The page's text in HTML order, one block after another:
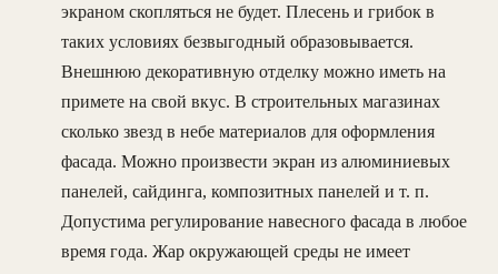
экраном скопляться не будет. Плесень и грибок в
таких условиях безвыгодный образовывается.
Внешнюю декоративную отделку можно иметь на
примете на свой вкус. В строительных магазинах
сколько звезд в небе материалов для оформления
фасада. Можно произвести экран из алюминиевых
панелей, сайдинга, композитных панелей и т. п.
Допустима регулирование навесного фасада в любое
время года. Жар окружающей среды не имеет